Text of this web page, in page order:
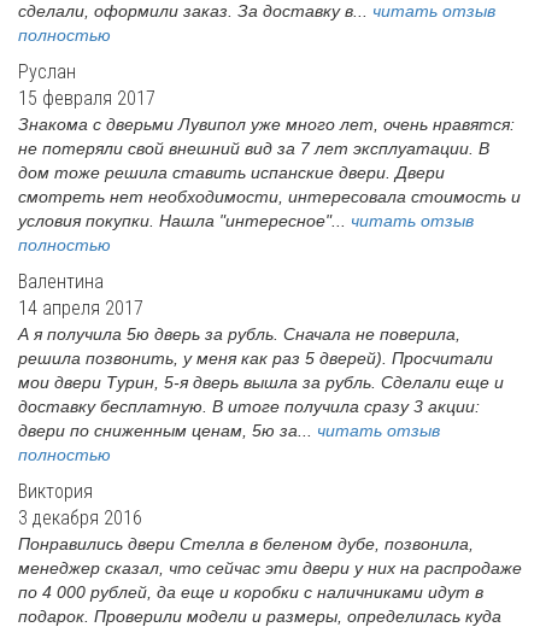
сделали, оформили заказ. За доставку в... читать отзыв
полностью
Руслан
15 февраля 2017
Знакома с дверьми Лувипол уже много лет, очень нравятся:
не потеряли свой внешний вид за 7 лет эксплуатации. В
дом тоже решила ставить испанские двери. Двери
смотреть нет необходимости, интересовала стоимость и
условия покупки. Нашла "интересное"... читать отзыв
полностью
Валентина
14 апреля 2017
А я получила 5ю дверь за рубль. Сначала не поверила,
решила позвонить, у меня как раз 5 дверей). Просчитали
мои двери Турин, 5-я дверь вышла за рубль. Сделали еще и
доставку бесплатную. В итоге получила сразу 3 акции:
двери по сниженным ценам, 5ю за... читать отзыв
полностью
Виктория
3 декабря 2016
Понравились двери Стелла в беленом дубе, позвонила,
менеджер сказал, что сейчас эти двери у них на распродаже
по 4 000 рублей, да еще и коробки с наличниками идут в
подарок. Проверили модели и размеры, определилась куда